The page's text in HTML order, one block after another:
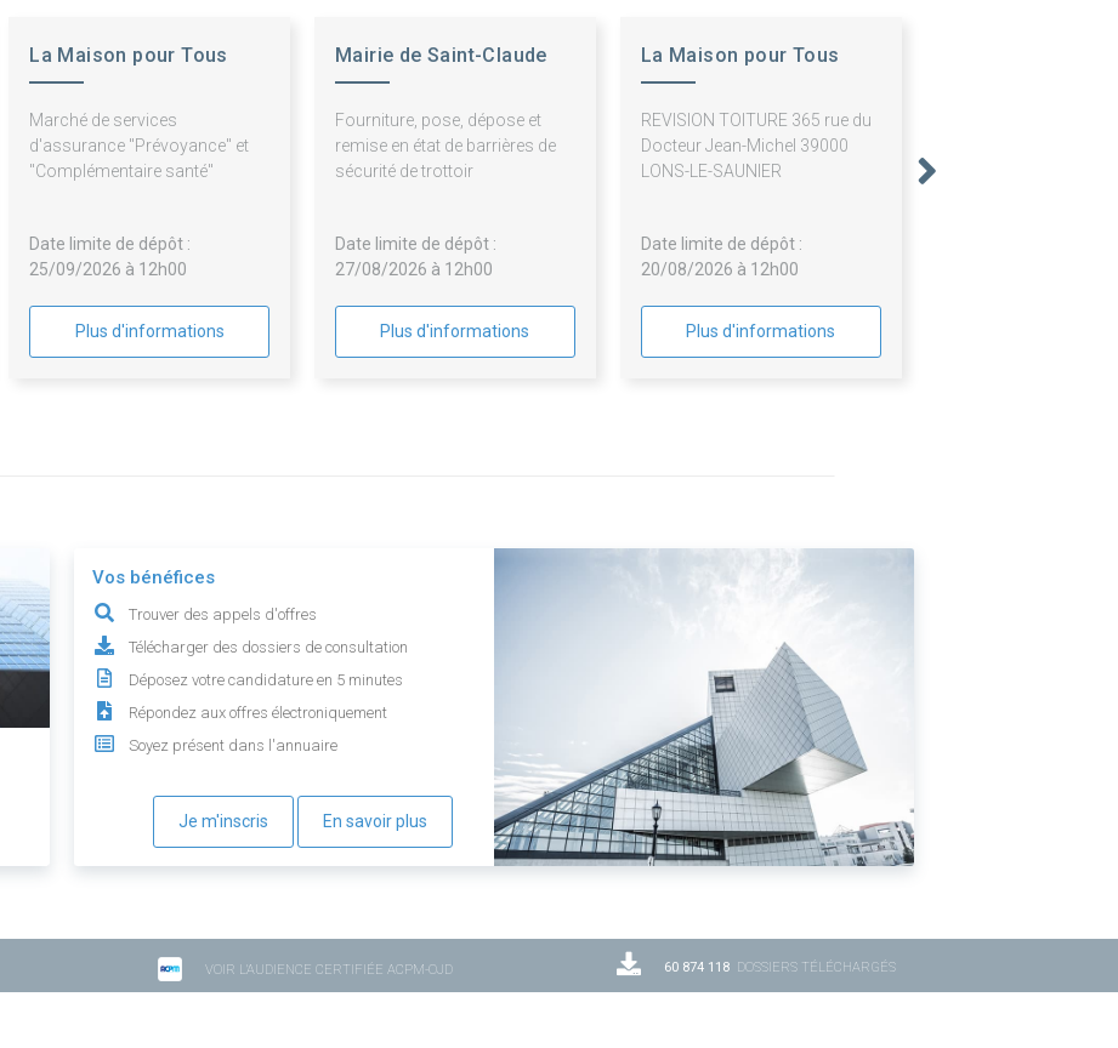
La Maison pour Tous
Marché de services
d'assurance "Prévoyance" et
"Complémentaire santé"
Date limite de dépôt :
25/09/2026 à 12h00
Plus d'informations
Mairie de Saint-Claude
Fourniture, pose, dépose et
remise en état de barrières de
sécurité de trottoir
Date limite de dépôt :
27/08/2026 à 12h00
Plus d'informations
La Maison pour Tous
REVISION TOITURE 365 rue du
Docteur Jean-Michel 39000
LONS-LE-SAUNIER
Date limite de dépôt :
20/08/2026 à 12h00
Plus d'informations
Vos bénéfices
Trouver des appels d'offres
Télécharger des dossiers de consultation
Déposez votre candidature en 5 minutes
Répondez aux offres électroniquement
Soyez présent dans l'annuaire
Je m'inscris En savoir plus
VOIR L'AUDIENCE CERTIFIÉE ACPM-OJD 60 874 118 DOSSIERS TÉLÉCHARGÉS